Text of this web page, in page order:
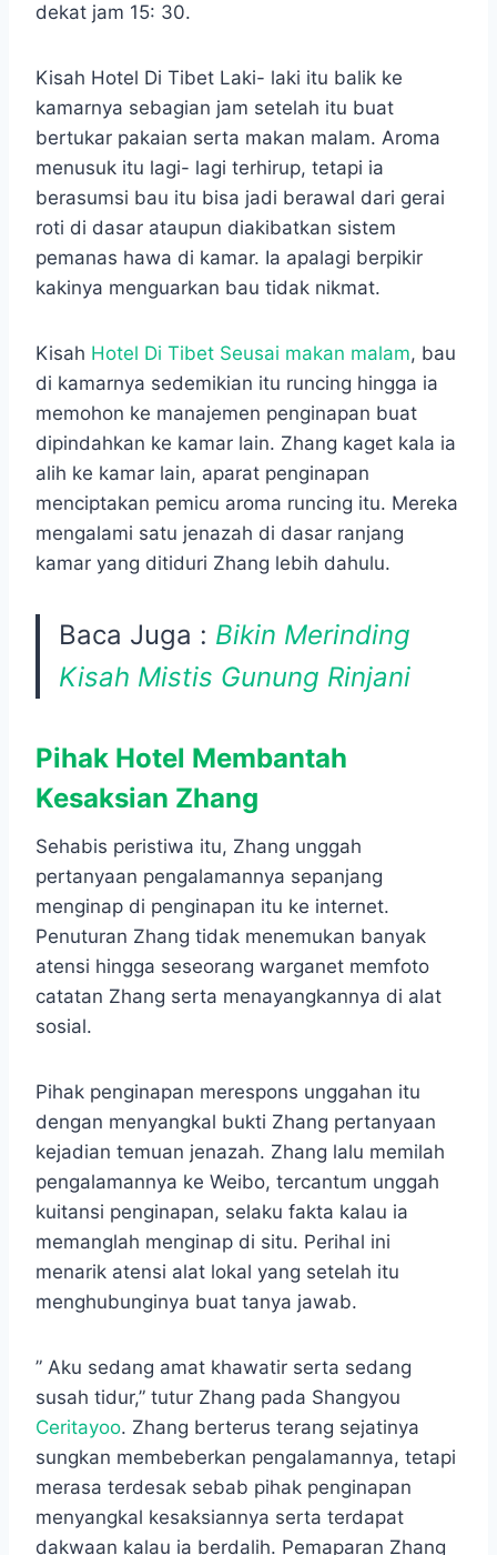
dekat jam 15: 30.
Kisah Hotel Di Tibet Laki- laki itu balik ke
kamarnya sebagian jam setelah itu buat
bertukar pakaian serta makan malam. Aroma
menusuk itu lagi- lagi terhirup, tetapi ia
berasumsi bau itu bisa jadi berawal dari gerai
roti di dasar ataupun diakibatkan sistem
pemanas hawa di kamar. Ia apalagi berpikir
kakinya menguarkan bau tidak nikmat.
Kisah Hotel Di Tibet Seusai makan malam, bau
di kamarnya sedemikian itu runcing hingga ia
memohon ke manajemen penginapan buat
dipindahkan ke kamar lain. Zhang kaget kala ia
alih ke kamar lain, aparat penginapan
menciptakan pemicu aroma runcing itu. Mereka
mengalami satu jenazah di dasar ranjang
kamar yang ditiduri Zhang lebih dahulu.
Baca Juga : Bikin Merinding
Kisah Mistis Gunung Rinjani
Pihak Hotel Membantah
Kesaksian Zhang
Sehabis peristiwa itu, Zhang unggah
pertanyaan pengalamannya sepanjang
menginap di penginapan itu ke internet.
Penuturan Zhang tidak menemukan banyak
atensi hingga seseorang warganet memfoto
catatan Zhang serta menayangkannya di alat
sosial.
Pihak penginapan merespons unggahan itu
dengan menyangkal bukti Zhang pertanyaan
kejadian temuan jenazah. Zhang lalu memilah
pengalamannya ke Weibo, tercantum unggah
kuitansi penginapan, selaku fakta kalau ia
memanglah menginap di situ. Perihal ini
menarik atensi alat lokal yang setelah itu
menghubunginya buat tanya jawab.
” Aku sedang amat khawatir serta sedang
susah tidur,” tutur Zhang pada Shangyou
Ceritayoo. Zhang berterus terang sejatinya
sungkan membeberkan pengalamannya, tetapi
merasa terdesak sebab pihak penginapan
menyangkal kesaksiannya serta terdapat
dakwaan kalau ia berdalih. Pemaparan Zhang